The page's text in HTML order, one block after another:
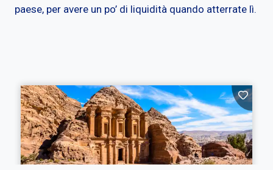
paese, per avere un po’ di liquidità quando atterrate lì.